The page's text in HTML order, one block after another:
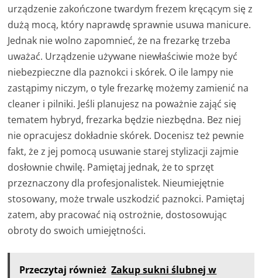
urządzenie zakończone twardym frezem kręcącym się z
dużą mocą, który naprawdę sprawnie usuwa manicure.
Jednak nie wolno zapomnieć, że na frezarkę trzeba
uważać. Urządzenie używane niewłaściwie może być
niebezpieczne dla paznokci i skórek. O ile lampy nie
zastąpimy niczym, o tyle frezarkę możemy zamienić na
cleaner i pilniki. Jeśli planujesz na poważnie zająć się
tematem hybryd, frezarka będzie niezbędna. Bez niej
nie opracujesz dokładnie skórek. Docenisz też pewnie
fakt, że z jej pomocą usuwanie starej stylizacji zajmie
dosłownie chwilę. Pamiętaj jednak, że to sprzęt
przeznaczony dla profesjonalistek. Nieumiejętnie
stosowany, może trwale uszkodzić paznokci. Pamiętaj
zatem, aby pracować nią ostrożnie, dostosowując
obroty do swoich umiejętności.
Przeczytaj również Zakup sukni ślubnej w